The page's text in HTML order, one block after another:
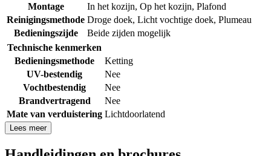
Montage
In het kozijn, Op het kozijn, Plafond
Reinigingsmethode Droge doek, Licht vochtige doek, Plumeau
Bedieningszijde
Beide zijden mogelijk
Technische kenmerken
Bedieningsmethode
Ketting
UV-bestendig
Nee
Vochtbestendig
Nee
Brandvertragend
Nee
Mate van verduistering Lichtdoorlatend
Lees meer